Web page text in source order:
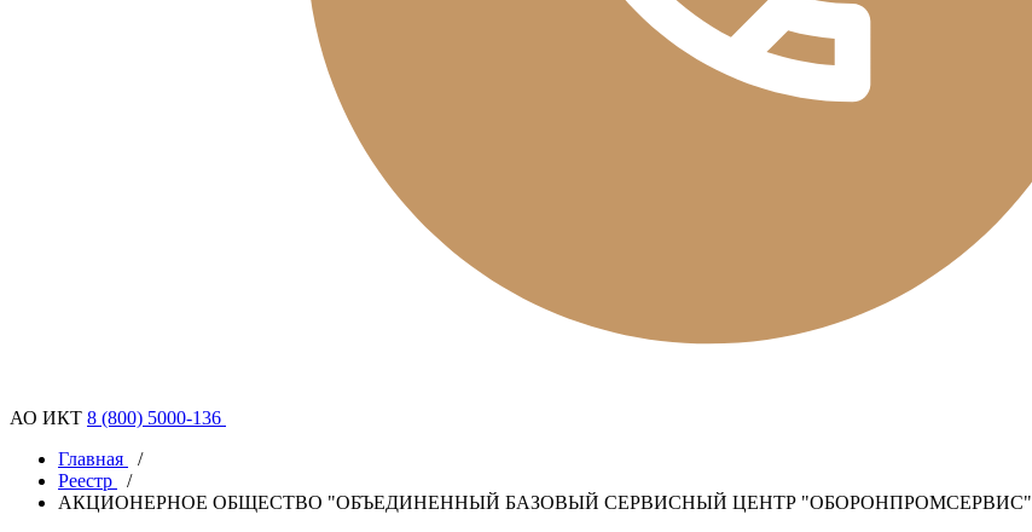
АО ИКТ 8 (800) 5000-136
Главная
/
Реестр
/
АКЦИОНЕРНОЕ ОБЩЕСТВО "ОБЪЕДИНЕННЫЙ БАЗОВЫЙ СЕРВИСНЫЙ ЦЕНТР "ОБОРОНПРОМСЕРВИС"